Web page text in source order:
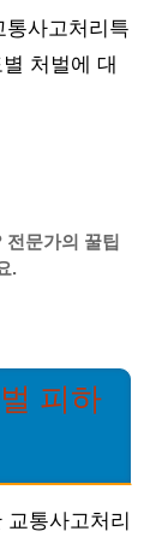
사고처리특
처벌에 대
문가의 꿀팁
.
피하
통사고처리